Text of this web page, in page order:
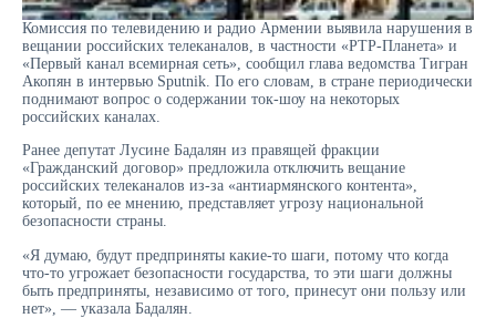
Комиссия по телевидению и радио Армении выявила нарушения в
вещании российских телеканалов, в частности «РТР-Планета» и
«Первый канал всемирная сеть», сообщил глава ведомства Тигран
Акопян в интервью Sputnik. По его словам, в стране периодически
поднимают вопрос о содержании ток-шоу на некоторых
российских каналах.
Ранее депутат Лусине Бадалян из правящей фракции
«Гражданский договор» предложила отключить вещание
российских телеканалов из-за «антиармянского контента»,
который, по ее мнению, представляет угрозу национальной
безопасности страны.
«Я думаю, будут предприняты какие-то шаги, потому что когда
что-то угрожает безопасности государства, то эти шаги должны
быть предприняты, независимо от того, принесут они пользу или
нет», — указала Бадалян.